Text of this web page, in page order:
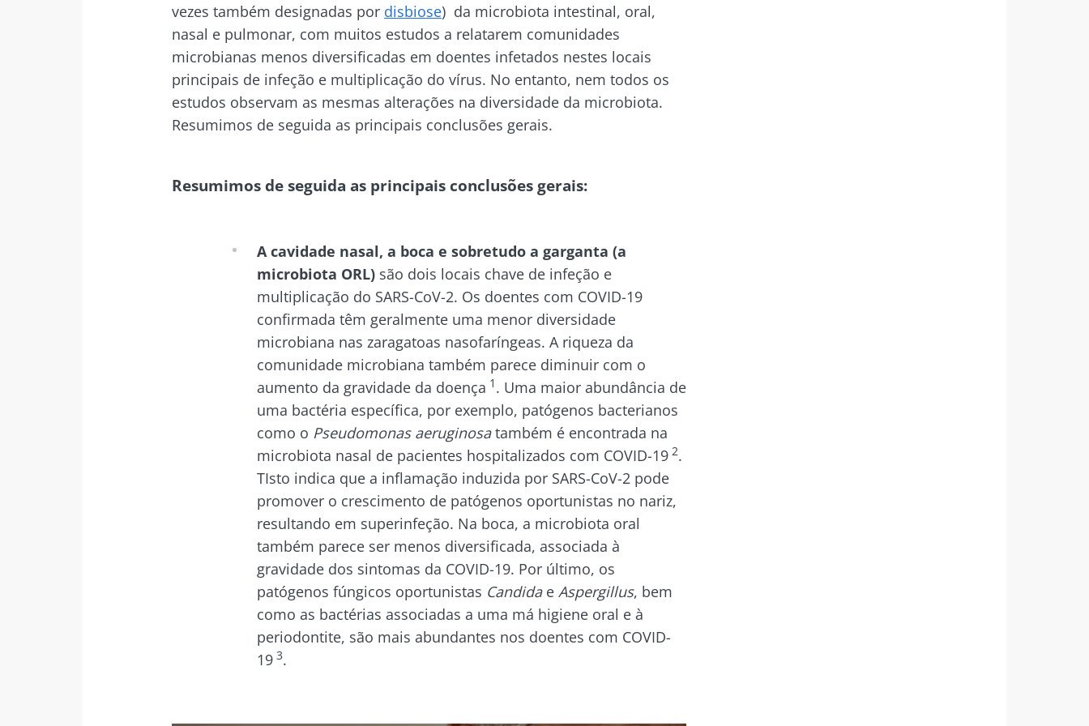
vezes também designadas por disbiose) da microbiota intestinal, oral,
nasal e pulmonar, com muitos estudos a relatarem comunidades
microbianas menos diversificadas em doentes infetados nestes locais
principais de infeção e multiplicação do vírus. No entanto, nem todos os
estudos observam as mesmas alterações na diversidade da microbiota.
Resumimos de seguida as principais conclusões gerais.
Resumimos de seguida as principais conclusões gerais:
A cavidade nasal, a boca e sobretudo a garganta (a
microbiota ORL) são dois locais chave de infeção e
multiplicação do SARS-CoV-2. Os doentes com COVID-19
confirmada têm geralmente uma menor diversidade
microbiana nas zaragatoas nasofaríngeas. A riqueza da
comunidade microbiana também parece diminuir com o
aumento da gravidade da doença 1 . Uma maior abundância de
uma bactéria específica, por exemplo, patógenos bacterianos
como o Pseudomonas aeruginosatambém é encontrada na
microbiota nasal de pacientes hospitalizados com COVID-19​​​​​​​ 2.
TIsto indica que a inflamação induzida por SARS-CoV-2 pode
promover o crescimento de patógenos oportunistas no nariz,
resultando em superinfeção. Na boca, a microbiota oral
também parece ser menos diversificada, associada à
gravidade dos sintomas da COVID-19. Por último, os
patógenos fúngicos oportunistas Candidae Aspergillus, bem
como as bactérias associadas a uma má higiene oral e à
periodontite, são mais abundantes nos doentes com COVID-
19 3.